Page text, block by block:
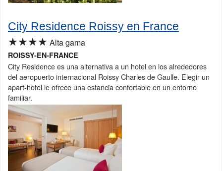
City Residence Roissy en France
★★★★ Alta gama
ROISSY-EN-FRANCE
City Residence es una alternativa a un hotel en los alrededores
del aeropuerto internacional Roissy Charles de Gaulle. Elegir un
apart-hotel le ofrece una estancia confortable en un entorno
familiar.